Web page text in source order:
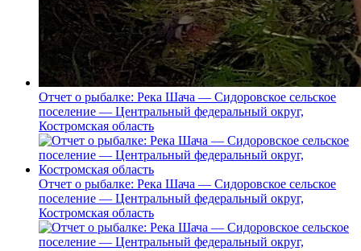
Отчет о рыбалке: Река Шача — Сидоровское сельское
поселение — Центральный федеральный округ,
Костромская область
Отчет о рыбалке: Река Шача — Сидоровское сельское
поселение — Центральный федеральный округ,
Костромская область